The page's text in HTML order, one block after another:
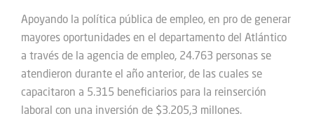
Apoyando la política pública de empleo, en pro de generar
mayores oportunidades en el departamento del Atlántico
a través de la agencia de empleo, 24.763 personas se
atendieron durante el año anterior, de las cuales se
capacitaron a 5.315 beneficiarios para la reinserción
laboral con una inversión de $3.205,3 millones.